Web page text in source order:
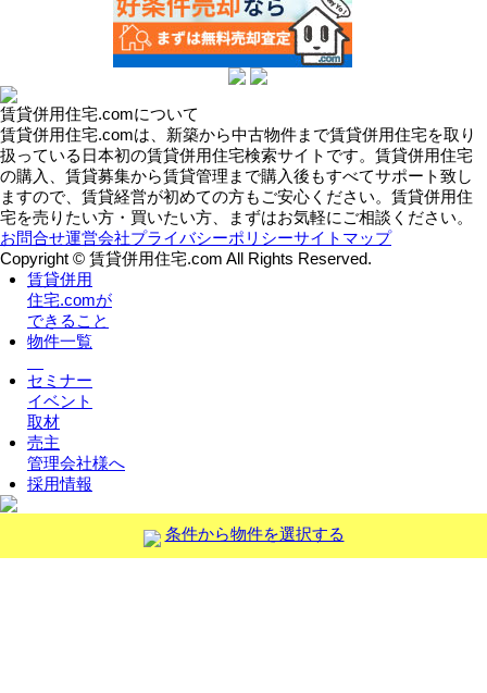
賃貸併用住宅.comについて
賃貸併用住宅.comは、新築から中古物件まで賃貸併用住宅を取り
扱っている日本初の賃貸併用住宅検索サイトです。賃貸併用住宅
の購入、賃貸募集から賃貸管理まで購入後もすべてサポート致し
ますので、賃貸経営が初めての方もご安心ください。賃貸併用住
宅を売りたい方・買いたい方、まずはお気軽にご相談ください。
お問合せ運営会社プライバシーポリシーサイトマップ
Copyright © 賃貸併用住宅.com All Rights Reserved.
賃貸併用
住宅.comが
できること
物件一覧
セミナー
イベント
取材
売主
管理会社様へ
採用情報
条件から物件を選択する